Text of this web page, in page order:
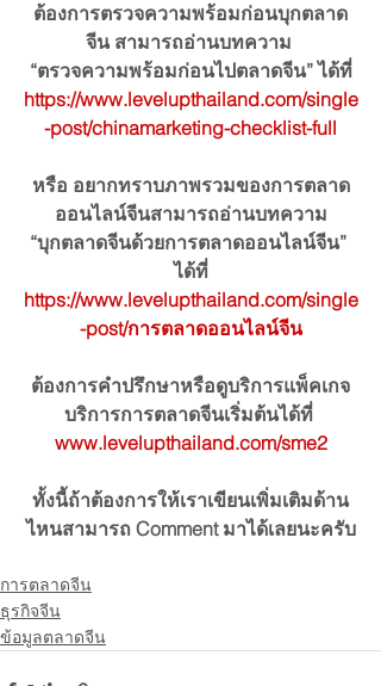
ต้องการตรวจความพร้อมก่อนบุกตลาด
จีน สามารถอ่านบทความ
“ตรวจความพร้อมก่อนไปตลาดจีน” ได้ที่
https://www.levelupthailand.com/single
-post/chinamarketing-checklist-full
หรือ อยากทราบภาพรวมของการตลาด
ออนไลน์จีนสามารถอ่านบทความ
“บุกตลาดจีนด้วยการตลาดออนไลน์จีน”
ได้ที่
https://www.levelupthailand.com/single
-post/การตลาดออนไลน์จีน
ต้องการคำปรึกษาหรือดูบริการแพ็คเกจ
บริการการตลาดจีนเริ่มต้นได้ที่
www.levelupthailand.com/sme2
ทั้งนี้ถ้าต้องการให้เราเขียนเพิ่มเติมด้าน
ไหนสามารถ Comment มาได้เลยนะครับ
การตลาดจีน
ธุรกิจจีน
ข้อมูลตลาดจีน